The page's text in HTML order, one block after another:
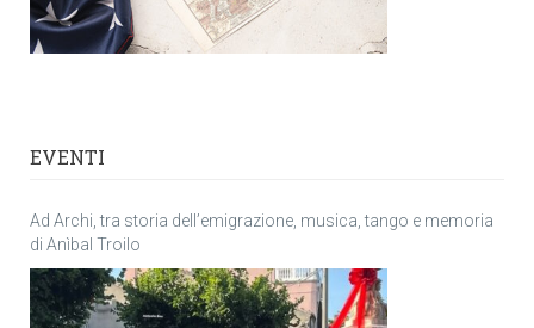
EVENTI
Ad Archi, tra storia dell’emigrazione, musica, tango e memoria
di Anìbal Troilo